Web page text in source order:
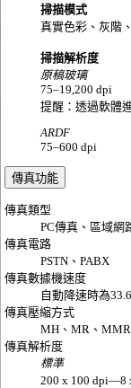
掃描模式
真實色彩、灰階
掃描解析度
原稿玻璃
75–19,200 dpi
提醒：透過軟體
ARDF
75–600 dpi
傳真功能
傳真類型
PC傳真、區域網
傳真電路
PSTN、PABX
傳真數據機速度
自動降速時為
傳真壓縮方式
MH、MR、MMR
傳真解析度
標準
200 x 100 dpi—8